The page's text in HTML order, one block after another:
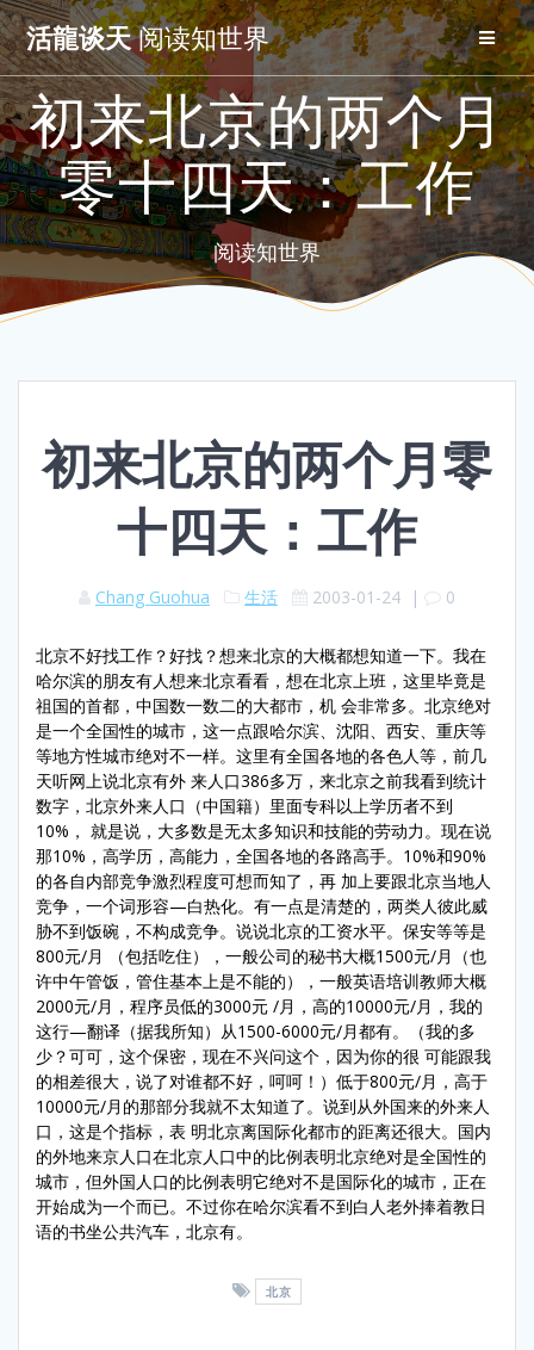
Skip
to
content
活龍谈天阅读知世界
初来北京的两个月
零十四天：工作
阅读知世界
初来北京的两个月零
十四天：工作
Chang Guohua 生活 2003-01-24 | 0
北京不好找工作？好找？想来北京的大概都想知道一下。我在
哈尔滨的朋友有人想来北京看看，想在北京上班，这里毕竟是
祖国的首都，中国数一数二的大都市，机 会非常多。北京绝对
是一个全国性的城市，这一点跟哈尔滨、沈阳、西安、重庆等
等地方性城市绝对不一样。这里有全国各地的各色人等，前几
天听网上说北京有外 来人口386多万，来北京之前我看到统计
数字，北京外来人口（中国籍）里面专科以上学历者不到
10%， 就是说，大多数是无太多知识和技能的劳动力。现在说
那10%，高学历，高能力，全国各地的各路高手。10%和90%
的各自内部竞争激烈程度可想而知了，再 加上要跟北京当地人
竞争，一个词形容—白热化。有一点是清楚的，两类人彼此威
胁不到饭碗，不构成竞争。说说北京的工资水平。保安等等是
800元/月 （包括吃住），一般公司的秘书大概1500元/月（也
许中午管饭，管住基本上是不能的），一般英语培训教师大概
2000元/月，程序员低的3000元 /月，高的10000元/月，我的
这行—翻译（据我所知）从1500-6000元/月都有。（我的多
少？可可，这个保密，现在不兴问这个，因为你的很 可能跟我
的相差很大，说了对谁都不好，呵呵！）低于800元/月，高于
10000元/月的那部分我就不太知道了。说到从外国来的外来人
口，这是个指标，表 明北京离国际化都市的距离还很大。国内
的外地来京人口在北京人口中的比例表明北京绝对是全国性的
城市，但外国人口的比例表明它绝对不是国际化的城市，正在
开始成为一个而已。不过你在哈尔滨看不到白人老外捧着教日
语的书坐公共汽车，北京有。
北京